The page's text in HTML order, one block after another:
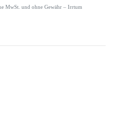
MwSt. und ohne Gewähr – Irrtum